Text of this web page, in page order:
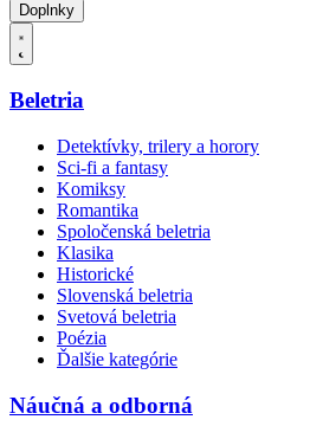
Doplnky
Beletria
Detektívky, trilery a horory
Sci-fi a fantasy
Komiksy
Romantika
Spoločenská beletria
Klasika
Historické
Slovenská beletria
Svetová beletria
Poézia
Ďalšie kategórie
Náučná a odborná